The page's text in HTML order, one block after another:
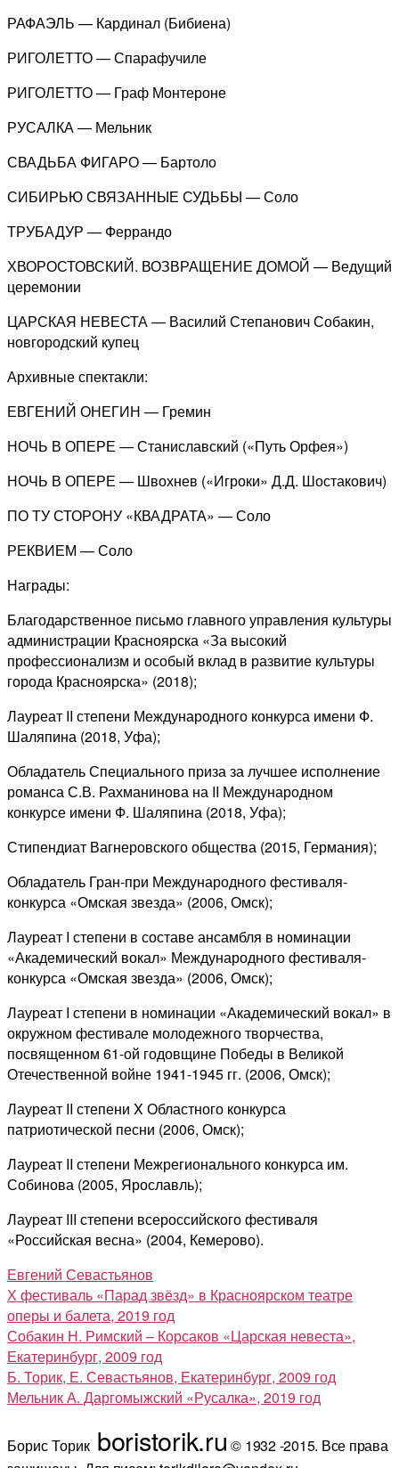
РАФАЭЛЬ — Кардинал (Бибиена)
РИГОЛЕТТО — Спарафучиле
РИГОЛЕТТО — Граф Монтероне
РУСАЛКА — Мельник
СВАДЬБА ФИГАРО — Бартоло
СИБИРЬЮ СВЯЗАННЫЕ СУДЬБЫ — Соло
ТРУБАДУР — Феррандо
ХВОРОСТОВСКИЙ. ВОЗВРАЩЕНИЕ ДОМОЙ — Ведущий
церемонии
ЦАРСКАЯ НЕВЕСТА — Василий Степанович Собакин,
новгородский купец
Архивные спектакли:
ЕВГЕНИЙ ОНЕГИН — Гремин
НОЧЬ В ОПЕРЕ — Станиславский («Путь Орфея»)
НОЧЬ В ОПЕРЕ — Швохнев («Игроки» Д.Д. Шостакович)
ПО ТУ СТОРОНУ «КВАДРАТА» — Соло
РЕКВИЕМ — Соло
Награды:
Благодарственное письмо главного управления культуры
администрации Красноярска «За высокий
профессионализм и особый вклад в развитие культуры
города Красноярска» (2018);
Лауреат II степени Международного конкурса имени Ф.
Шаляпина (2018, Уфа);
Обладатель Специального приза за лучшее исполнение
романса С.В. Рахманинова на II Международном
конкурсе имени Ф. Шаляпина (2018, Уфа);
Стипендиат Вагнеровского общества (2015, Германия);
Обладатель Гран-при Международного фестиваля-
конкурса «Омская звезда» (2006, Омск);
Лауреат I степени в составе ансамбля в номинации
«Академический вокал» Международного фестиваля-
конкурса «Омская звезда» (2006, Омск);
Лауреат I степени в номинации «Академический вокал» в
окружном фестивале молодежного творчества,
посвященном 61-ой годовщине Победы в Великой
Отечественной войне 1941-1945 гг. (2006, Омск);
Лауреат II степени X Областного конкурса
патриотической песни (2006, Омск);
Лауреат II степени Межрегионального конкурса им.
Собинова (2005, Ярославль);
Лауреат III степени всероссийского фестиваля
«Российская весна» (2004, Кемерово).
Евгений Севастьянов
Х фестиваль «Парад звёзд» в Красноярском театре
оперы и балета, 2019 год
Собакин Н. Римский – Корсаков «Царская невеста»,
Екатеринбург, 2009 год
Б. Торик, Е. Севастьянов, Екатеринбург, 2009 год
Мельник А. Даргомыжский «Русалка», 2019 год
Борис Торик boristorik.ru © 1932 -2015. Все права